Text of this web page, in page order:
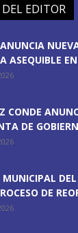
EDITOR
ASEQUIBLE
CONDE
DE
DE